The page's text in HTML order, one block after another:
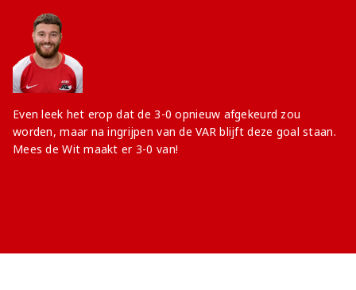
Even leek het erop dat de 3-0 opnieuw afgekeurd zou
worden, maar na ingrijpen van de VAR blijft deze goal staan.
Mees de Wit maakt er 3-0 van!